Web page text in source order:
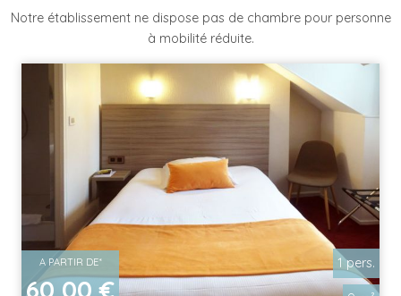
Notre établissement ne dispose pas de chambre pour personne
à mobilité réduite.
1 pers.
A PARTIR DE*
60,00 €